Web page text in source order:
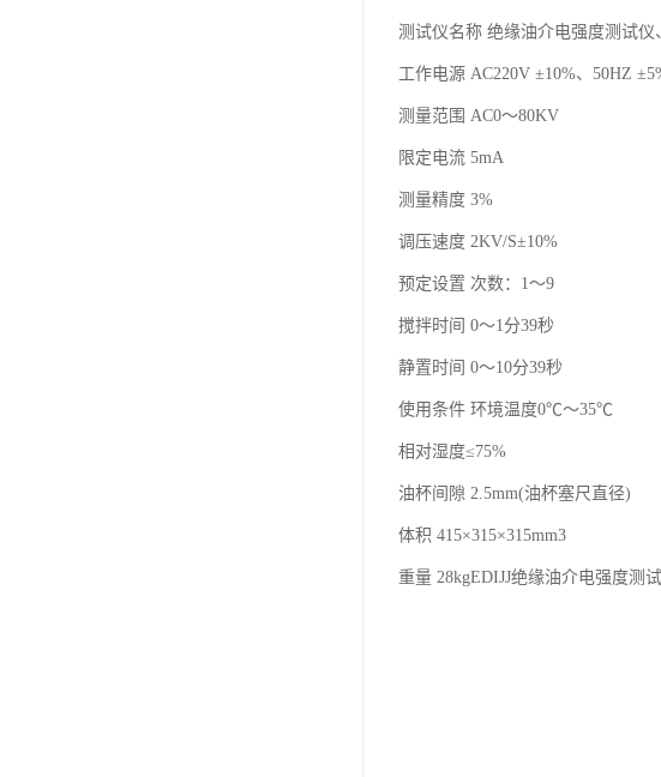
测试仪名称 绝缘油介电强度测试
工作电源 AC220V ±10%、50HZ
测量范围 AC0～80KV
限定电流 5mA
测量精度 3%
调压速度 2KV/S±10%
预定设置 次数：1～9
搅拌时间 0～1分39秒
静置时间 0～10分39秒
使用条件 环境温度0℃～35℃
相对湿度≤75%
油杯间隙 2.5mm(油杯塞尺直径)
体积 415×315×315mm3
重量 28kgEDIJJ绝缘油介电强度测